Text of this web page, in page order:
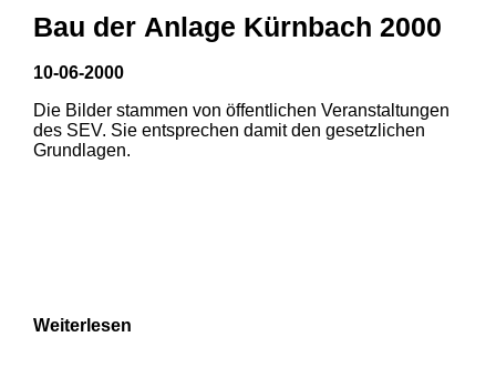
Bau der Anlage Kürnbach 2000
10-06-2000
Die Bilder stammen von öffentlichen Veranstaltungen
des SEV. Sie entsprechen damit den gesetzlichen
Grundlagen.
Weiterlesen